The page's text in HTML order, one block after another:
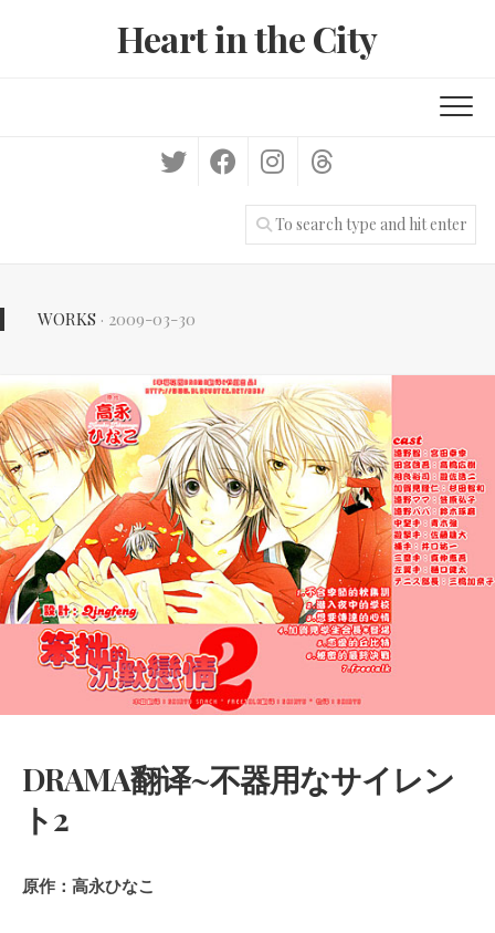
Heart in the City
WORKS · 2009-03-30
DRAMA翻译~不器用なサイレン
ト2
原作：高永ひなこ